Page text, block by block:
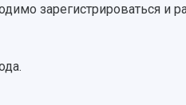
зарегистрироваться